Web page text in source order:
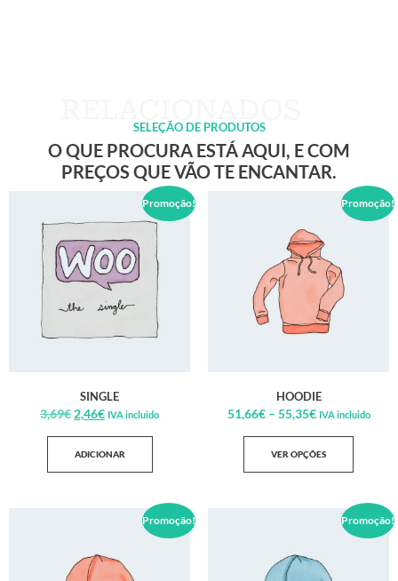
SELEÇÃO DE PRODUTOS
O QUE PROCURA ESTÁ AQUI, E COM
PREÇOS QUE VÃO TE ENCANTAR.
Promoção!
SINGLE
3,69€ 2,46€ IVA incluido
ADICIONAR
Promoção!
HOODIE
51,66€ – 55,35€ IVA incluido
VER OPÇÕES
Promoção! Promoção!